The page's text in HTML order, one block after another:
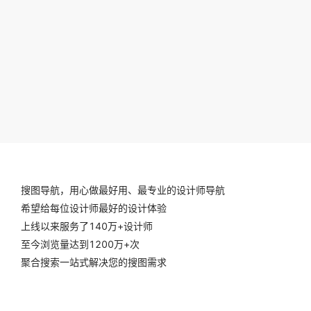
搜图导航，用心做最好用、最专业的设计师导航
希望给每位设计师最好的设计体验
上线以来服务了140万+设计师
至今浏览量达到1200万+次
聚合搜索一站式解决您的搜图需求